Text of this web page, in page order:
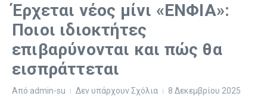
Έρχεται νέος μίνι «ΕΝΦΙΑ»:
Ποιοι ιδιοκτήτες
επιβαρύνονται και πώς θα
εισπράττεται
Από admin-su Δεν υπάρχουν Σχόλια 8 Δεκεμβρίου 2025